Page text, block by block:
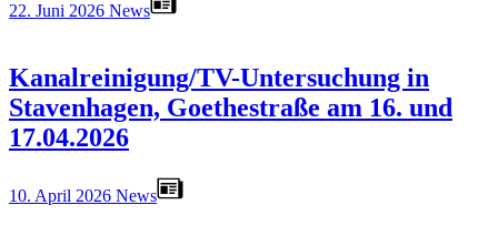
22. Juni 2026 News
Kanalreinigung/TV-Untersuchung in
Stavenhagen, Goethestraße am 16. und
17.04.2026
10. April 2026 News